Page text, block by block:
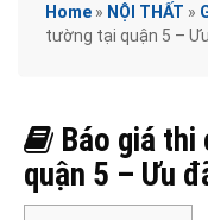
Home » NỘI THẤT »
tường tại quận 5 –
Báo giá thi
quận 5 – Ưu